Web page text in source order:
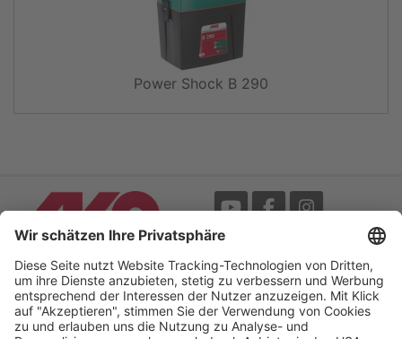
Power Shock B 290
Messe
Mediathek
Blätterkatalog
AGB
Garantie
Impressum